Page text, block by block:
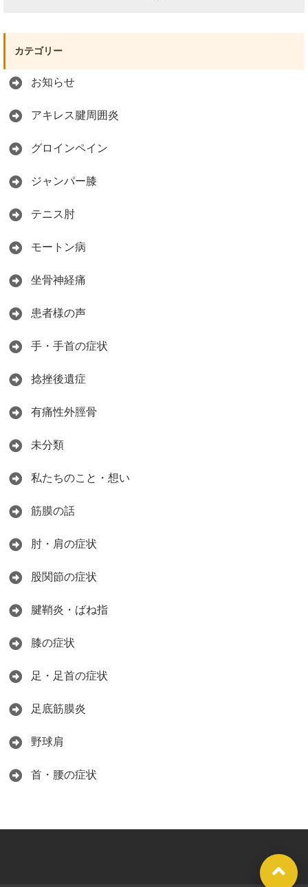
カテゴリー
お知らせ
アキレス腱周囲炎
グロインペイン
ジャンパー膝
テニス肘
モートン病
坐骨神経痛
患者様の声
手・手首の症状
捻挫後遺症
有痛性外脛骨
未分類
私たちのこと・想い
筋膜の話
肘・肩の症状
股関節の症状
腱鞘炎・ばね指
膝の症状
足・足首の症状
足底筋膜炎
野球肩
首・腰の症状